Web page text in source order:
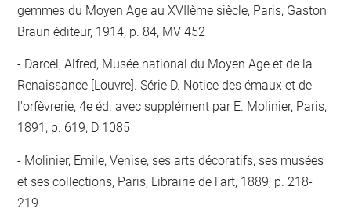
gemmes du Moyen Age au XVIIème siècle, Paris, Gaston
Braun éditeur, 1914, p. 84, MV 452
Darcel, Alfred, Musée national du Moyen Age et de la
Renaissance [Louvre]. Série D. Notice des émaux et de
l'orfèvrerie, 4e éd. avec supplément par E. Molinier, Paris,
1891, p. 619, D 1085
Molinier, Emile, Venise, ses arts décoratifs, ses musées
et ses collections, Paris, Librairie de l'art, 1889, p. 218-
219